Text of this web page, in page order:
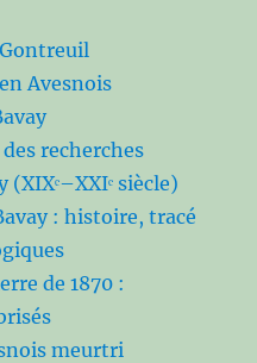
Avesnois
recherches
(XIXᵉ–XXIᵉ siècle)
: histoire, tracé
de 1870 :
meurtri